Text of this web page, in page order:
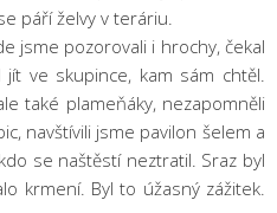
páří želvy v teráriu.
jsme pozorovali i hrochy, čekal
ve skupince, kam sám chtěl.
také plameňáky, nezapomněli
navštívili jsme pavilon šelem a
se naštěstí neztratil. Sraz byl
krmení. Byl to úžasný zážitek.